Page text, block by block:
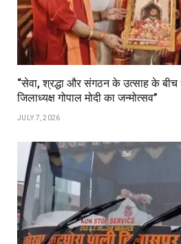
“सेवा, श्रद्धा और संगठन के उत्साह के बीच
जिलाध्यक्ष गोपाल मोदी का जन्मोत्सव”
JULY 7, 2026